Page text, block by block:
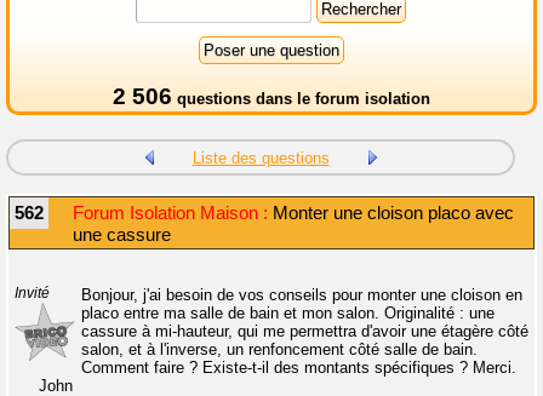
2 506 questions dans le forum isolation
Liste des questions
562 Forum Isolation Maison : Monter une cloison placo avec
une cassure
Invité
Bonjour, j'ai besoin de vos conseils pour monter une cloison en
placo entre ma salle de bain et mon salon. Originalité : une
cassure à mi-hauteur, qui me permettra d'avoir une étagère côté
salon, et à l'inverse, un renfoncement côté salle de bain.
Comment faire ? Existe-t-il des montants spécifiques ? Merci.
John